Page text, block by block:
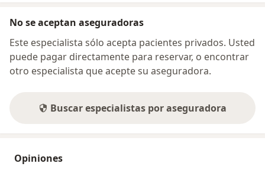
No se aceptan aseguradoras
Este especialista sólo acepta pacientes privados. Usted
puede pagar directamente para reservar, o encontrar
otro especialista que acepte su aseguradora.
Buscar especialistas por aseguradora
Opiniones